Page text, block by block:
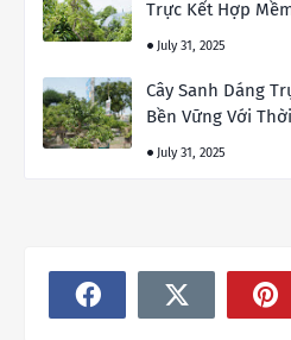
Trực Kết Hợp
July 31, 2025
Cây Sanh Dáng
Bền Vững Với
July 31, 2025